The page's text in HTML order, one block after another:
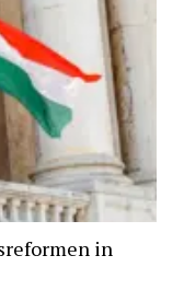
in